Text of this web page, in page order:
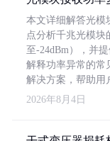
本文详细解答光模
点分析千兆光模块
至-24dBm），并
解释功率异常的常
解决方案，帮助用
2026年8月4日